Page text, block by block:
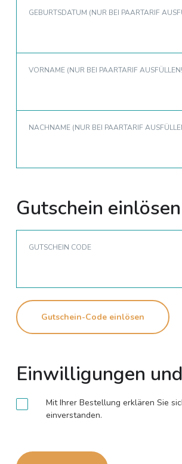
GEBURTSDATUM (NUR BEI PAARTARIF
VORNAME (NUR BEI PAARTARIF
NACHNAME (NUR BEI PAARTARIF
Gutschein einlösen
GUTSCHEIN CODE
Gutschein-Code einlösen
Einwilligungen
Mit Ihrer Bestellung erklären Sie
einverstanden.